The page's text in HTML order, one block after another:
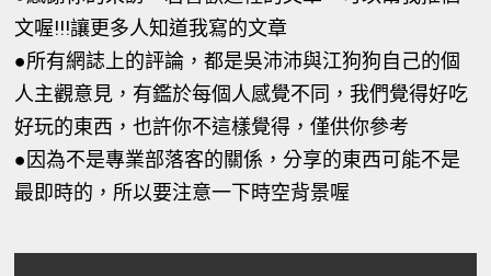
文喔!!!讓更多人知道我寫的文章
●所有網誌上的評論，都是吳沛沛與江狗狗自己的個
人主觀意見，有鑑於每個人感覺不同，我們覺得好吃
好玩的東西，也許你不這樣覺得，僅供你參考
●因為不是專業部落客的關係，分享的東西可能不是
最即時的，所以要注意一下時空背景喔